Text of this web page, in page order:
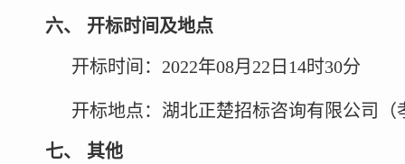
六、 开标时间及地点
开标时间： 2022年08月22日14时30分
开标地点：湖北正楚招标咨询有限公司（
七、 其他